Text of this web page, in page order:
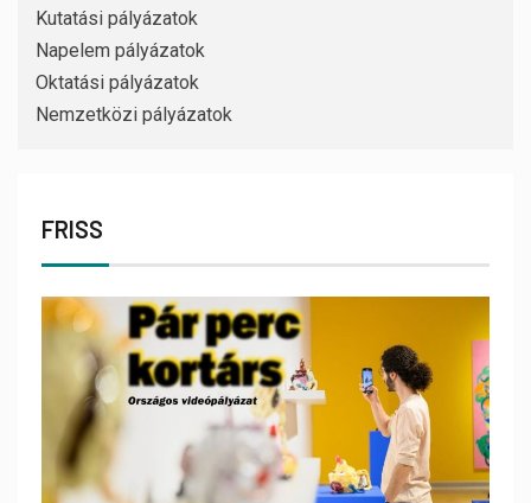
Kutatási pályázatok
Napelem pályázatok
Oktatási pályázatok
Nemzetközi pályázatok
FRISS